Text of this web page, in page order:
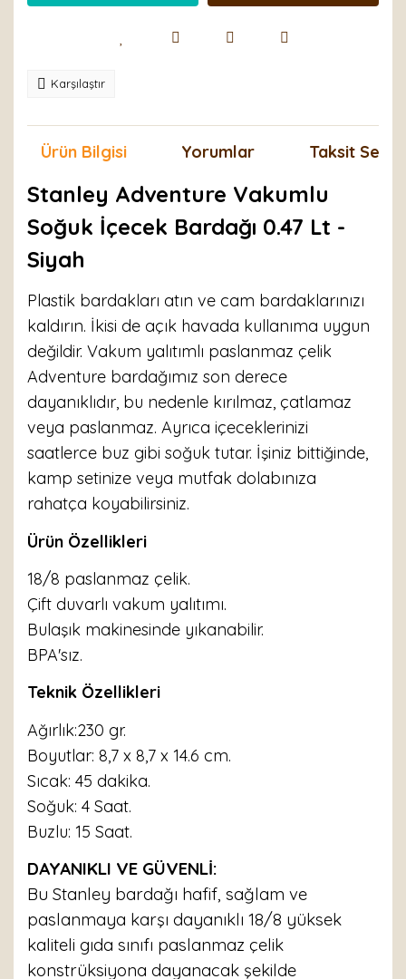
Karşılaştır
Ürün Bilgisi Yorumlar Taksit
Stanley Adventure Vakumlu
Soğuk İçecek Bardağı 0.47 Lt -
Siyah
Plastik bardakları atın ve cam bardaklarınızı
kaldırın. İkisi de açık havada kullanıma uygun
değildir. Vakum yalıtımlı paslanmaz çelik
Adventure bardağımız son derece
dayanıklıdır, bu nedenle kırılmaz, çatlamaz
veya paslanmaz. Ayrıca içeceklerinizi
saatlerce buz gibi soğuk tutar. İşiniz bittiğinde,
kamp setinize veya mutfak dolabınıza
rahatça koyabilirsiniz.
Ürün Özellikleri
18/8 paslanmaz çelik.
Çift duvarlı vakum yalıtımı.
Bulaşık makinesinde yıkanabilir.
BPA'sız.
Teknik Özellikleri
Ağırlık:230 gr.
Boyutlar: 8,7 x 8,7 x 14.6 cm.
Sıcak: 45 dakika.
Soğuk: 4 Saat.
Buzlu: 15 Saat.
DAYANIKLI VE GÜVENLİ:
Bu Stanley bardağı hafif, sağlam ve
paslanmaya karşı dayanıklı 18/8 yüksek
kaliteli gıda sınıfı paslanmaz çelik
konstrüksiyona dayanacak şekilde